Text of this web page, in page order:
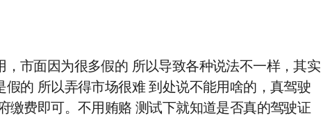
市面因为很多假的 所以导致各种说法不一样，其实
的 所以弄得市场很难 到处说不能用啥的，真驾驶
缴费即可。不用贿赂 测试下就知道是否真的驾驶证